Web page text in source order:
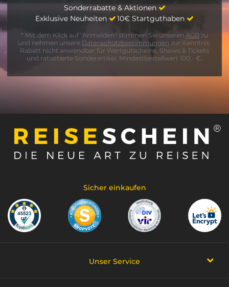
Sonderrabatte & Aktionen
Exklusive Neuheiten
10€ Startguthaben
* Mit dem Klick auf "Anmelden" stimmen Sie unseren AGB zu
und nehmen unsere Datenschutzbestimmungen zur Kenntnis.
Rabatt nicht anwendbar für Wertgutscheine, Shows & Tickets
und rabattierte Sonderartikel. Mindestbestellwert 100,- €.
Sicher einkaufen
Unser Service